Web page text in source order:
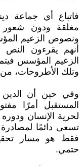
فاتباع أي جماعة
مغلقة ودون شعور
ونصوص الزعيم
أنهم يقرءون
الزعيم المؤسس
وتلك الأطروحات، من
وفي حين أن
المستقبل أمرًا
لحرية الإنسان ودوره
تسعى دائمًا
فقط هو مسار تحقيق
حتمي.